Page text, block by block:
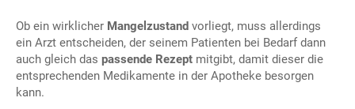
Ob ein wirklicher Mangelzustand vorliegt, muss allerdings
ein Arzt entscheiden, der seinem Patienten bei Bedarf dann
auch gleich das passende Rezept mitgibt, damit dieser die
entsprechenden Medikamente in der Apotheke besorgen
kann.